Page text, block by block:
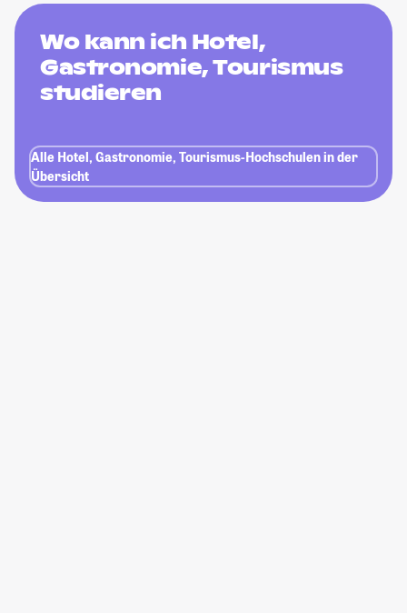
Wo kann ich Hotel,
Gastronomie, Tourismus
studieren
Alle Hotel, Gastronomie, Tourismus-Hochschulen in der
Übersicht